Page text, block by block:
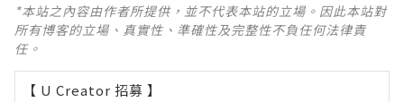
*本站之內容由作者所提供，並不代表本站的立場。因此本站對
所有博客的立場、真實性、準確性及完整性不負任何法律責
任。
【 U Creator 招募 】